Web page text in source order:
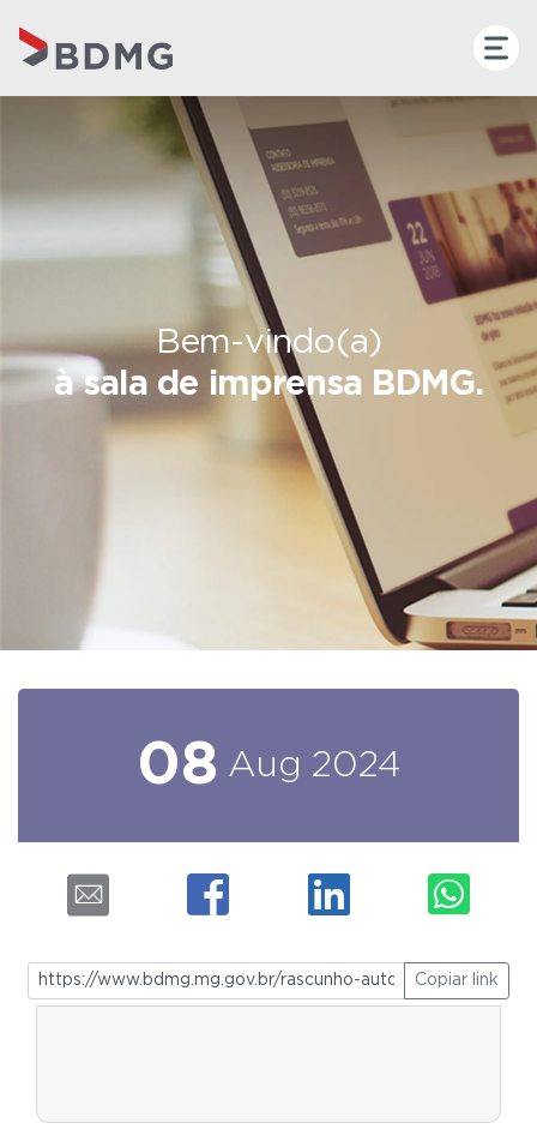
Bem-vindo(a)
à sala de imprensa BDMG.
08 Aug 2024
Copiar link